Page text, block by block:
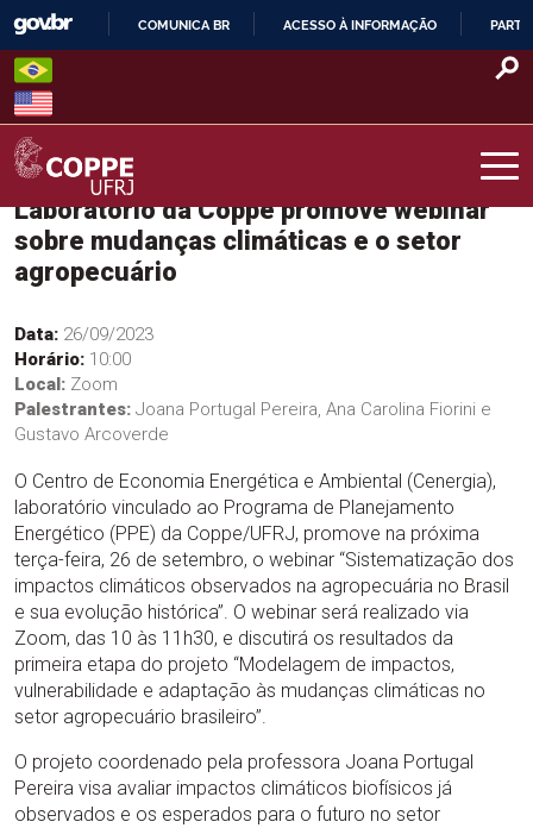
Skip
content
O
COMUNICA BR ACESSO À INFORMAÇÃO
COPPE – UFRJ
Laboratório da Coppe promove webinar
sobre mudanças climáticas e o setor
agropecuário
Data: 26/09/2023
Horário: 10:00
Local: Zoom
Palestrantes: Joana Portugal Pereira, Ana Carolina Fiorini e
Gustavo Arcoverde
O Centro de Economia Energética e Ambiental (Cenergia),
laboratório vinculado ao Programa de Planejamento
Energético (PPE) da Coppe/UFRJ, promove na próxima
terça-feira, 26 de setembro, o webinar “Sistematização dos
impactos climáticos observados na agropecuária no Brasil
e sua evolução histórica”. O webinar será realizado via
Zoom, das 10 às 11h30, e discutirá os resultados da
primeira etapa do projeto “Modelagem de impactos,
vulnerabilidade e adaptação às mudanças climáticas no
setor agropecuário brasileiro”.
O projeto coordenado pela professora Joana Portugal
Pereira visa avaliar impactos climáticos biofísicos já
observados e os esperados para o futuro no setor